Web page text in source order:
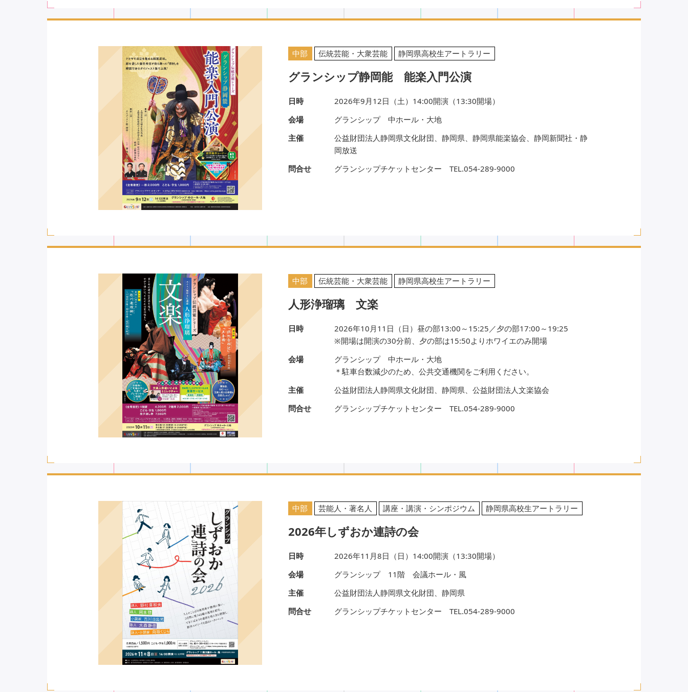
中部 伝統芸能・大衆芸能 静岡県高校生アートラリー
グランシップ静岡能 能楽入門公演
日時
2026年9月12日（土）14:00開演（13:30開場）
会場
グランシップ 中ホール・大地
主催
公益財団法人静岡県文化財団、静岡県、静岡県能楽協会、静岡新聞社・静
岡放送
問合せ
グランシップチケットセンター TEL.054-289-9000
中部 伝統芸能・大衆芸能 静岡県高校生アートラリー
人形浄瑠璃 文楽
日時
2026年10月11日（日）昼の部13:00～15:25／夕の部17:00～19:25
※開場は開演の30分前、夕の部は15:50よりホワイエのみ開場
会場
グランシップ 中ホール・大地
＊駐車台数減少のため、公共交通機関をご利用ください。
主催
公益財団法人静岡県文化財団、静岡県、公益財団法人文楽協会
問合せ
グランシップチケットセンター TEL.054-289-9000
中部 芸能人・著名人 講座・講演・シンポジウム 静岡県高校生アートラリー
2026年しずおか連詩の会
日時
2026年11月8日（日）14:00開演（13:30開場）
会場
グランシップ 11階 会議ホール・風
主催
公益財団法人静岡県文化財団、静岡県
問合せ
グランシップチケットセンター TEL.054-289-9000